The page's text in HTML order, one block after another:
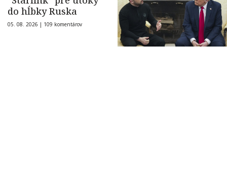
do hĺbky Ruska
05. 08. 2026 | 109 komentárov